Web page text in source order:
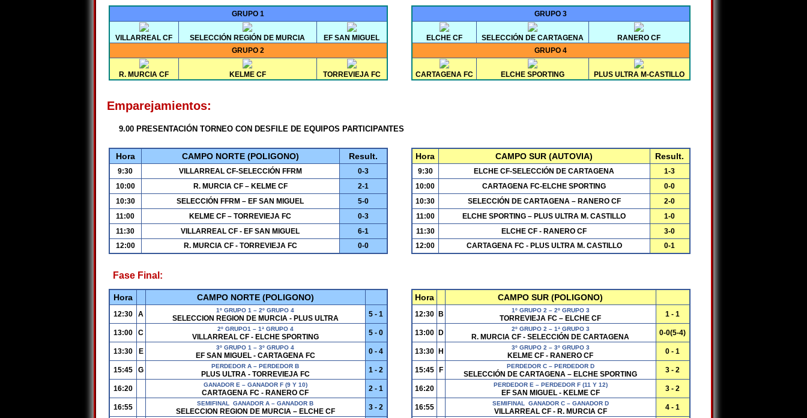
GRUPO 1
VILLARREAL CF SELECCIÓN REGIÓN DE MURCIA
EF SAN MIGUEL
GRUPO 2
R. MURCIA CF KELME CF TORREVIEJA FC
GRUPO 3
ELCHE CF SELECCIÓN DE CARTAGENA
RANERO CF
GRUPO 4
CARTAGENA FC ELCHE SPORTING PLUS ULTRA M-CASTILLO
Emparejamientos:
9.00 PRESENTACIÓN TORNEO CON DESFILE DE EQUIPOS PARTICIPANTES
Hora CAMPO NORTE (POLIGONO) Result.
9:30 VILLARREAL CF-SELECCIÓN FFRM
0-3
10:00
R. MURCIA CF – KELME CF
2-1
10:30
SELECCIÓN FFRM – EF SAN MIGUEL
5-0
11:00
KELME CF – TORREVIEJA FC
0-3
11:30
VILLARREAL CF - EF SAN MIGUEL
6-1
12:00
R. MURCIA CF - TORREVIEJA FC 0-0
Hora CAMPO SUR (AUTOVIA) Result.
9:30 ELCHE CF-SELECCIÓN DE CARTAGENA
1-3
10:00
CARTAGENA FC-ELCHE SPORTING
0-0
10:30
SELECCIÓN DE CARTAGENA – RANERO CF
2-0
11:00
ELCHE SPORTING – PLUS ULTRA M. CASTILLO
1-0
11:30
ELCHE CF - RANERO CF
3-0
12:00
CARTAGENA FC - PLUS ULTRA M. CASTILLO 0-1
Fase Final:
Hora CAMPO NORTE (POLIGONO)
12:30 A 1º GRUPO 1 – 2º GRUPO 4
SELECCION REGION DE MURCIA - PLUS ULTRA 5 - 1
13:00 C 2º GRUPO1 – 1ª GRUPO 4
VILLARREAL CF - ELCHE SPORTING 5 - 0
13:30 E 3º GRUPO 1 – 3º GRUPO 4
EF SAN MIGUEL - CARTAGENA FC 0 - 4
15:45 G PERDEDOR A – PERDEDOR B
PLUS ULTRA - TORREVIEJA FC 1 - 2
16:20 GANADOR E – GANADOR F (9 Y 10)
CARTAGENA FC - RANERO CF 2 - 1
16:55 SEMIFINAL GANADOR A – GANADOR B
SELECCION REGION DE MURCIA – ELCHE CF 3 - 2
Hora CAMPO SUR (POLIGONO)
12:30 B 1º GRUPO 2 – 2º GRUPO 3
TORREVIEJA FC – ELCHE CF 1 - 1
13:00 D 2º GRUPO 2 – 1ª GRUPO 3
R. MURCIA CF - SELECCIÓN DE CARTAGENA 0-0(5-4)
13:30 H 3º GRUPO 2 – 3º GRUPO 3
KELME CF - RANERO CF 0 - 1
15:45 F PERDEDOR C – PERDEDOR D
SELECCIÓN DE CARTAGENA – ELCHE SPORTING 3 - 2
16:20 PERDEDOR E – PERDEDOR F (11 Y 12)
EF SAN MIGUEL - KELME CF 3 - 2
16:55 SEMIFINAL GANADOR C – GANADOR D
VILLARREAL CF - R. MURCIA CF 4 - 1